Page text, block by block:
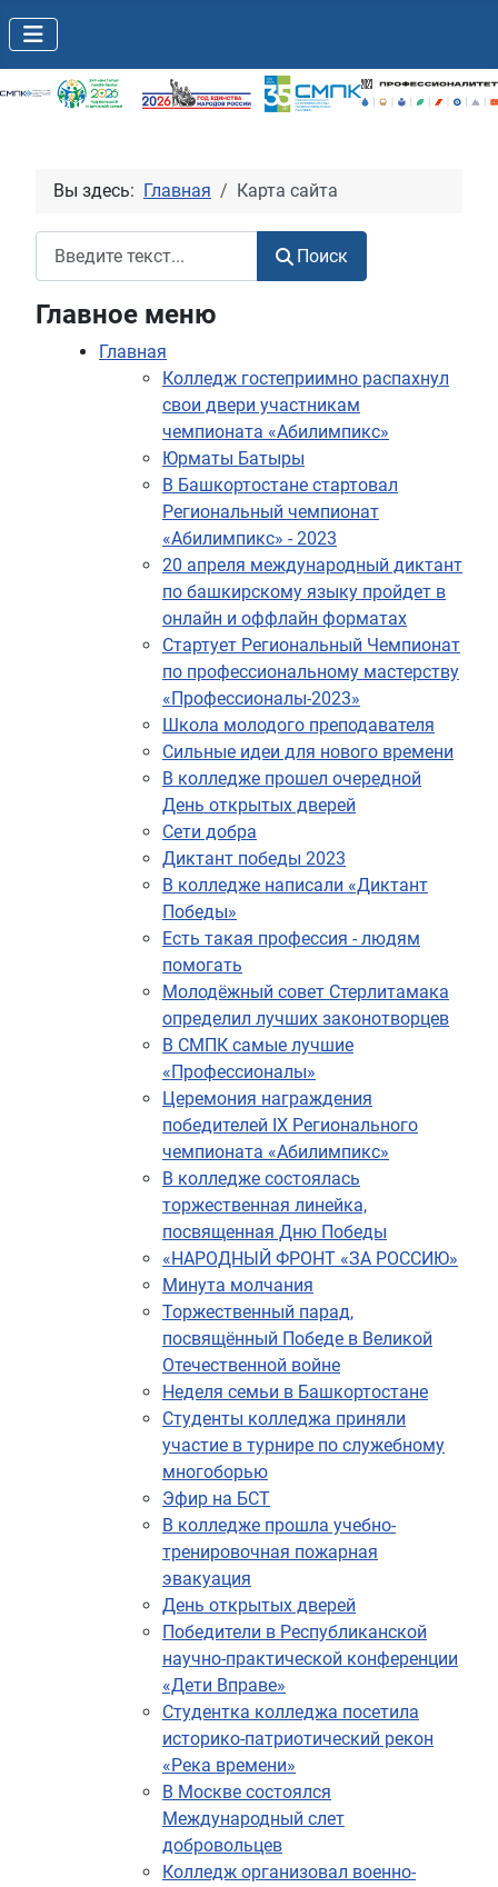
Вы здесь: Главная Карта сайта
Поиск
Главное меню
Главная
Колледж гостеприимно распахнул
свои двери участникам
чемпионата «Абилимпикс»
Юрматы Батыры
В Башкортостане стартовал
Региональный чемпионат
«Абилимпикс» - 2023
20 апреля международный диктант
по башкирскому языку пройдет в
онлайн и оффлайн форматах
Стартует Региональный Чемпионат
по профессиональному мастерству
«Профессионалы-2023»
Школа молодого преподавателя
Сильные идеи для нового времени
В колледже прошел очередной
День открытых дверей
Сети добра
Диктант победы 2023
В колледже написали «Диктант
Победы»
Есть такая профессия - людям
помогать
Молодёжный совет Стерлитамака
определил лучших законотворцев
В СМПК самые лучшие
«Профессионалы»
Церемония награждения
победителей IХ Регионального
чемпионата «Абилимпикс»
В колледже состоялась
торжественная линейка,
посвященная Дню Победы
«НАРОДНЫЙ ФРОНТ «ЗА РОССИЮ»
Минута молчания
Торжественный парад,
посвящённый Победе в Великой
Отечественной войне
Неделя семьи в Башкортостане
Студенты колледжа приняли
участие в турнире по служебному
многоборью
Эфир на БСТ
В колледже прошла учебно-
тренировочная пожарная
эвакуация
День открытых дверей
Победители в Республиканской
научно-практической конференции
«Дети Вправе»
Студентка колледжа посетила
историко-патриотический рекон
«Река времени»
В Москве состоялся
Международный слет
добровольцев
Колледж организовал военно-